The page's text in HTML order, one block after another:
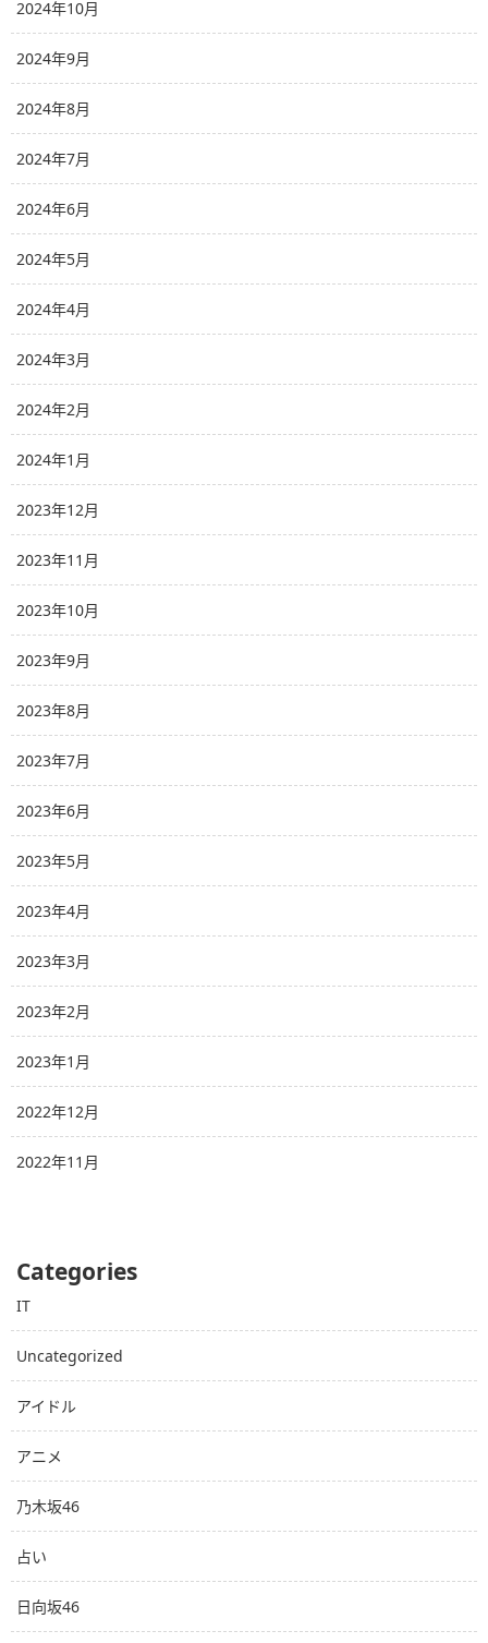
2024年10月
2024年9月
2024年8月
2024年7月
2024年6月
2024年5月
2024年4月
2024年3月
2024年2月
2024年1月
2023年12月
2023年11月
2023年10月
2023年9月
2023年8月
2023年7月
2023年6月
2023年5月
2023年4月
2023年3月
2023年2月
2023年1月
2022年12月
2022年11月
Categories
IT
Uncategorized
アイドル
アニメ
乃木坂46
占い
日向坂46